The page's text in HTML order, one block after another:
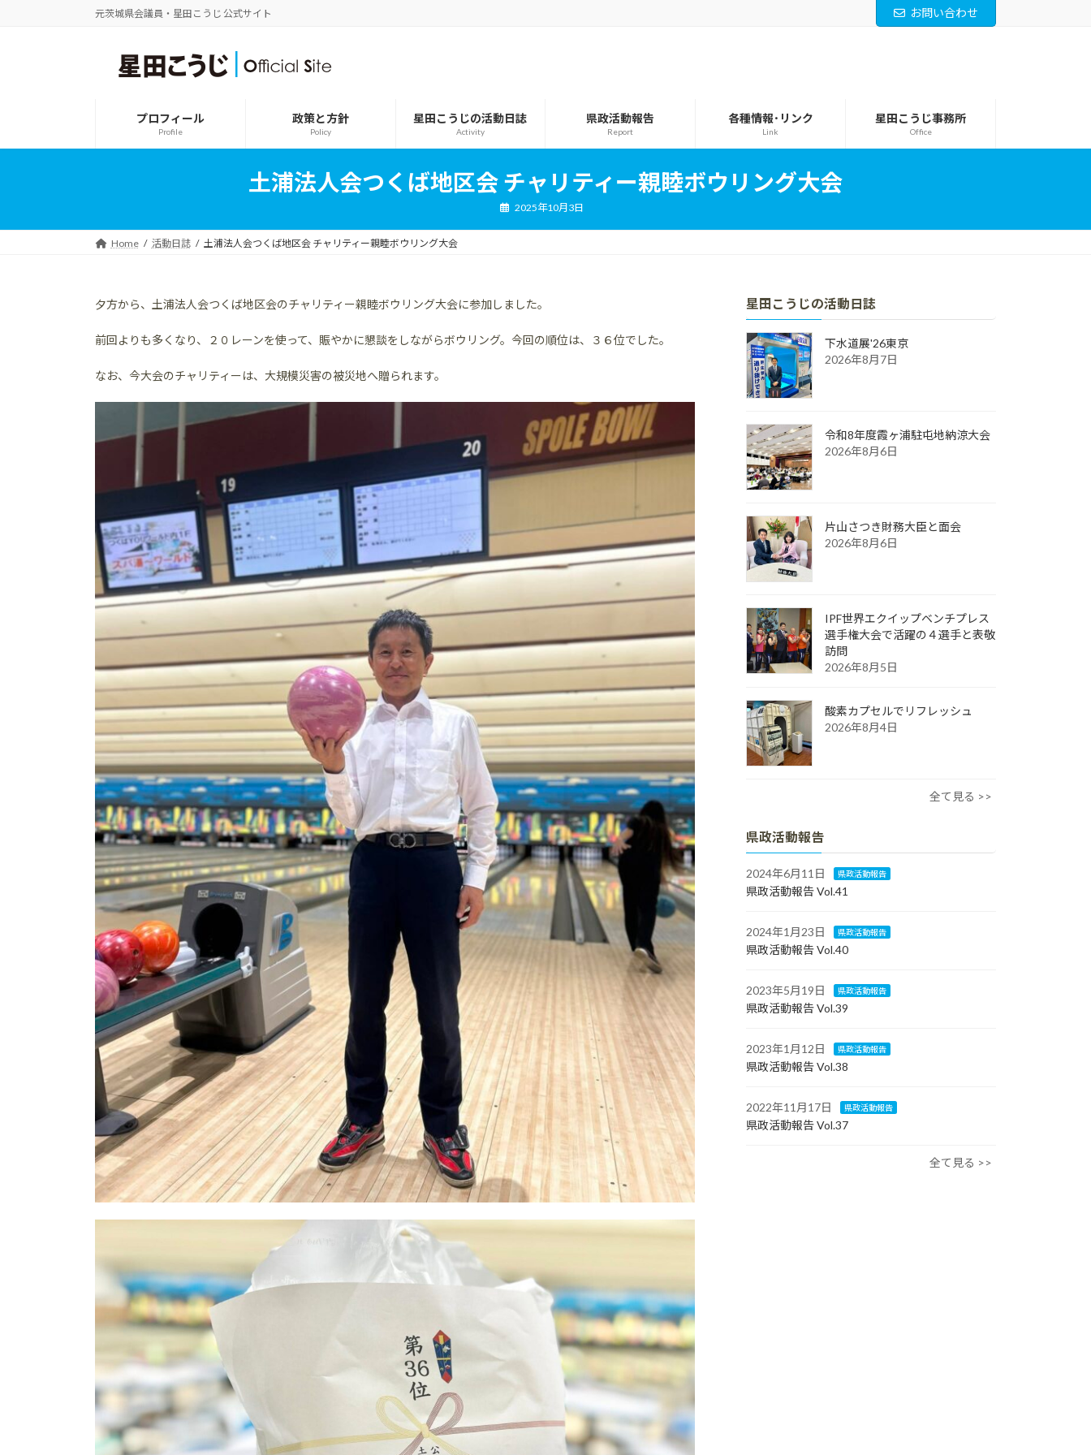
元茨城県会議員・星田こうじ 公式サイト お問い合わせ
プロフィール
Profile
政策と方針
Policy
星田こうじの活動日誌
Activity
県政活動報告
Report
各種情報･リンク
Link
星田こうじ事務所
Office
土浦法人会つくば地区会 チャリティー親睦ボウリング大会
2025年10月3日
Home 活動日誌 土浦法人会つくば地区会 チャリティー親睦ボウリング大会
夕方から、土浦法人会つくば地区会のチャリティー親睦ボウリング大会に参加しました。
前回よりも多くなり、２０レーンを使って、賑やかに懇談をしながらボウリング。今回の順位は、３６位でした。
なお、今大会のチャリティーは、大規模災害の被災地へ贈られます。
星田こうじの活動日誌
下水道展'26東京
2026年8月7日
令和8年度霞ヶ浦駐屯地納涼大会
2026年8月6日
片山さつき財務大臣と面会
2026年8月6日
IPF世界エクイップベンチプレス
選手権大会で活躍の４選手と表敬
訪問
2026年8月5日
酸素カプセルでリフレッシュ
2026年8月4日
全て見る >>
県政活動報告
2024年6月11日 県政活動報告
県政活動報告 Vol.41
2024年1月23日 県政活動報告
県政活動報告 Vol.40
2023年5月19日 県政活動報告
県政活動報告 Vol.39
2023年1月12日 県政活動報告
県政活動報告 Vol.38
2022年11月17日 県政活動報告
県政活動報告 Vol.37
全て見る >>